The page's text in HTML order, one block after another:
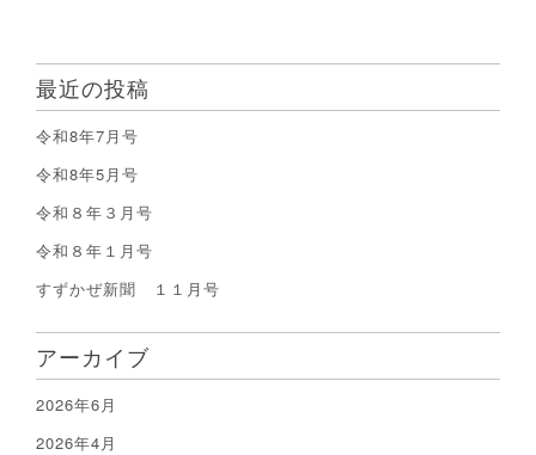
最近の投稿
令和8年7月号
令和8年5月号
令和８年３月号
令和８年１月号
すずかぜ新聞 １１月号
アーカイブ
2026年6月
2026年4月